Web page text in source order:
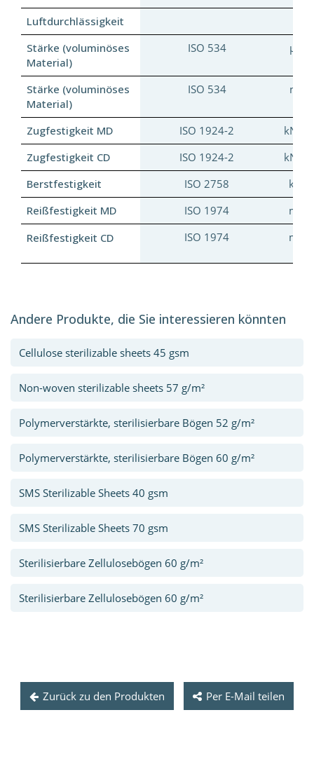
Luftdurchlässigkeit
Stärke (voluminöses
Material)
ISO 534 µm
Stärke (voluminöses
Material)
ISO 534 mil
Zugfestigkeit MD ISO 1924-2
kN/m
Zugfestigkeit CD
ISO 1924-2
kN/m
Berstfestigkeit
ISO 2758
kPa
Reißfestigkeit MD
ISO 1974
mN
Reißfestigkeit CD
ISO 1974 mN
Andere Produkte, die Sie interessieren könnten
Cellulose sterilizable sheets 45 gsm
Non-woven sterilizable sheets 57 g/m²
Polymerverstärkte, sterilisierbare Bögen 52 g/m²
Polymerverstärkte, sterilisierbare Bögen 60 g/m²
SMS Sterilizable Sheets 40 gsm
SMS Sterilizable Sheets 70 gsm
Sterilisierbare Zellulosebögen 60 g/m²
Sterilisierbare Zellulosebögen 60 g/m²
Zurück zu den Produkten Per E-Mail teilen